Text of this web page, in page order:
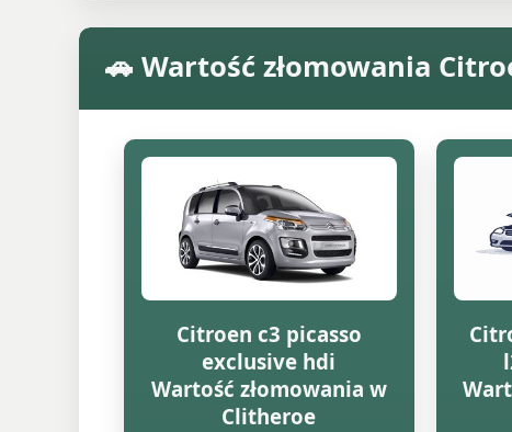
🚗 Wartość złomowania
Citroen c3 picasso
exclusive hdi
Wartość złomowania w
Clitheroe